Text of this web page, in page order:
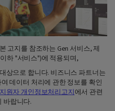
고지를 참조하는 Gen 서비스, 제
하 "서비스")에 적용되며,
상으로 합니다. 비즈니스 파트너는
데이터 처리에 관한 정보를 확인
원자 개인정보처리고지에서 관련
바랍니다.